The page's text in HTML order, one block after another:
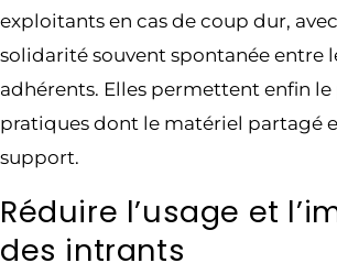
exploitants en cas de coup dur,
solidarité souvent spontanée entre
adhérents. Elles permettent enfin
pratiques dont le matériel partagé
support.
Réduire l’usage et
des intrants